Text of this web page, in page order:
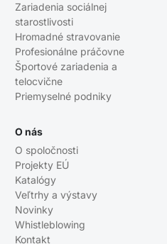
Zariadenia sociálnej
starostlivosti
Hromadné stravovanie
Profesionálne práčovne
Športové zariadenia a
telocvične
Priemyselné podniky
O nás
O spoločnosti
Projekty EÚ
Katalógy
Veľtrhy a výstavy
Novinky
Whistleblowing
Kontakt